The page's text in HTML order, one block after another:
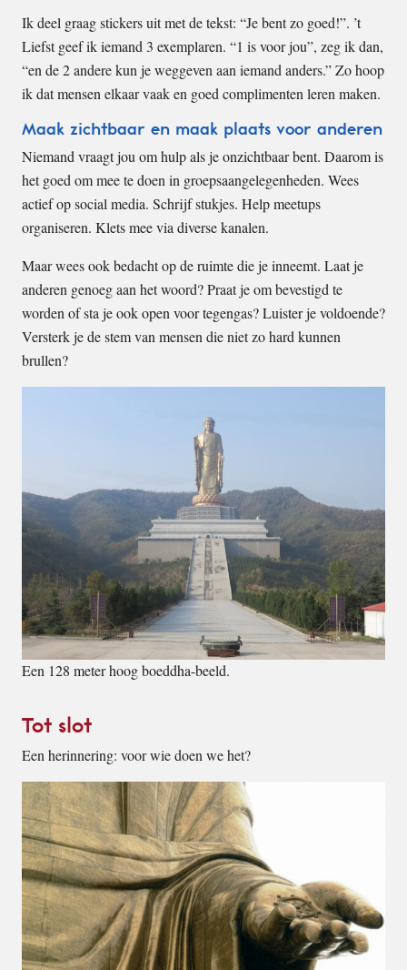
Ik deel graag stickers uit met de tekst: “Je bent zo goed!”. ’t
Liefst geef ik iemand 3 exemplaren. “1 is voor jou”, zeg ik dan,
“en de 2 andere kun je weggeven aan iemand anders.” Zo hoop
ik dat mensen elkaar vaak en goed complimenten leren maken.
Maak zichtbaar en maak plaats voor anderen
Niemand vraagt jou om hulp als je onzichtbaar bent. Daarom is
het goed om mee te doen in groepsaangelegenheden. Wees
actief op social media. Schrijf stukjes. Help meetups
organiseren. Klets mee via diverse kanalen.
Maar wees ook bedacht op de ruimte die je inneemt. Laat je
anderen genoeg aan het woord? Praat je om bevestigd te
worden of sta je ook open voor tegengas? Luister je voldoende?
Versterk je de stem van mensen die niet zo hard kunnen
brullen?
Een 128 meter hoog boeddha-beeld.
Tot slot
Een herinnering: voor wie doen we het?